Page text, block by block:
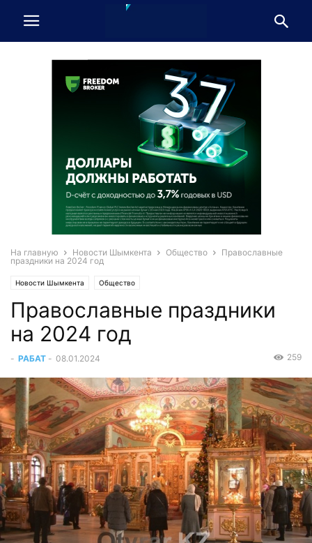
На главную Новости Шымкента Общество
Православные
праздники на 2024 год
Новости Шымкента Общество
Православные праздники
на 2024 год
- РАБАТ - 08.01.2024 259